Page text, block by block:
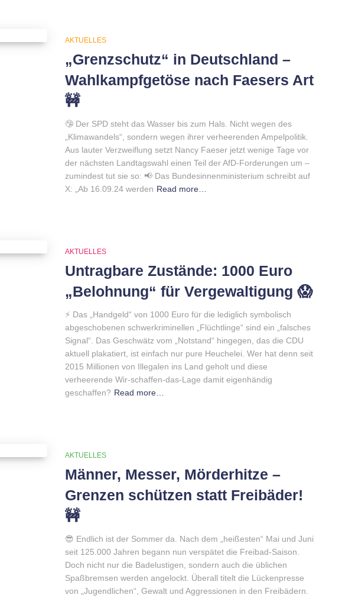
AKTUELLES
„Grenzschutz“ in Deutschland –
Wahlkampfgetöse nach Faesers Art
🚧
🤥 Der SPD steht das Wasser bis zum Hals. Nicht wegen des
„Klimawandels“, sondern wegen ihrer verheerenden Ampelpolitik.
Aus lauter Verzweiflung setzt Nancy Faeser jetzt wenige Tage vor
der nächsten Landtagswahl einen Teil der AfD-Forderungen um –
zumindest tut sie so: 📢 Das Bundesinnenministerium schreibt auf
X: „Ab 16.09.24 werden Read more…
AKTUELLES
Untragbare Zustände: 1000 Euro
„Belohnung“ für Vergewaltigung 😱
⚡️ Das „Handgeld“ von 1000 Euro für die lediglich symbolisch
abgeschobenen schwerkriminellen „Flüchtlinge“ sind ein „falsches
Signal“. Das Geschwätz vom „Notstand“ hingegen, das die CDU
aktuell plakatiert, ist einfach nur pure Heuchelei. Wer hat denn seit
2015 Millionen von Illegalen ins Land geholt und diese
verheerende Wir-schaffen-das-Lage damit eigenhändig
geschaffen? Read more…
AKTUELLES
Männer, Messer, Mörderhitze –
Grenzen schützen statt Freibäder!
🚧
😎 Endlich ist der Sommer da. Nach dem „heißesten“ Mai und Juni
seit 125.000 Jahren begann nun verspätet die Freibad-Saison.
Doch nicht nur die Badelustigen, sondern auch die üblichen
Spaßbremsen werden angelockt. Überall titelt die Lückenpresse
von „Jugendlichen“, Gewalt und Aggressionen in den Freibädern.